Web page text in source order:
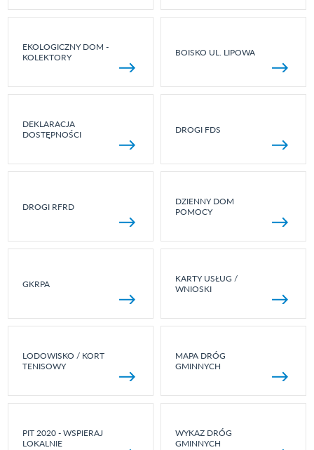
EKOLOGICZNY DOM -
KOLEKTORY
BOISKO UL. LIPOWA
DEKLARACJA
DOSTĘPNOŚCI
DROGI FDS
DROGI RFRD
DZIENNY DOM
POMOCY
GKRPA
KARTY USŁUG /
WNIOSKI
LODOWISKO / KORT
TENISOWY
MAPA DRÓG
GMINNYCH
PIT 2020 - WSPIERAJ
LOKALNIE
WYKAZ DRÓG
GMINNYCH